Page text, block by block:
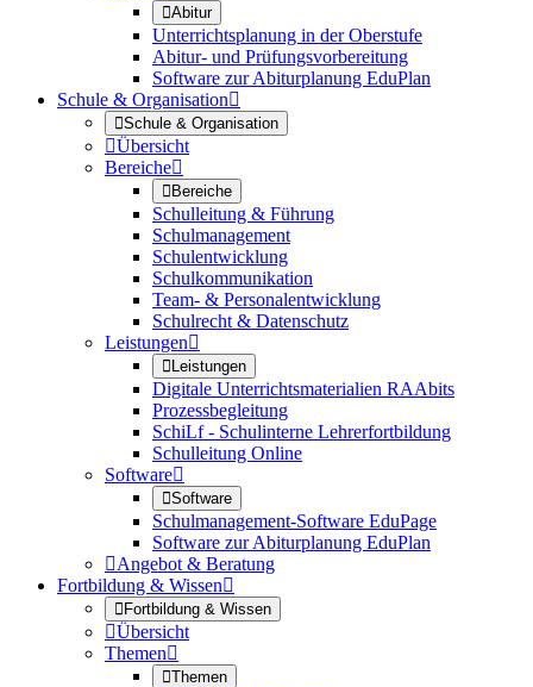
Abitur
Unterrichtsplanung in der Oberstufe
Abitur- und Prüfungsvorbereitung
Software zur Abiturplanung EduPlan
Schule & Organisation
Schule & Organisation
Übersicht
Bereiche
Bereiche
Schulleitung & Führung
Schulmanagement
Schulentwicklung
Schulkommunikation
Team- & Personalentwicklung
Schulrecht & Datenschutz
Leistungen
Leistungen
Digitale Unterrichtsmaterialien RAAbits
Prozessbegleitung
SchiLf - Schulinterne Lehrerfortbildung
Schulleitung Online
Software
Software
Schulmanagement-Software EduPage
Software zur Abiturplanung EduPlan
Angebot & Beratung
Fortbildung & Wissen
Fortbildung & Wissen
Übersicht
Themen
Themen